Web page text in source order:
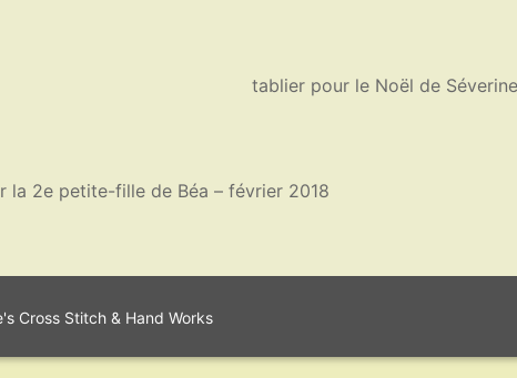
tablier pour le Noël de
la 2e petite-fille de Béa – février 2018
Cross Stitch & Hand Works